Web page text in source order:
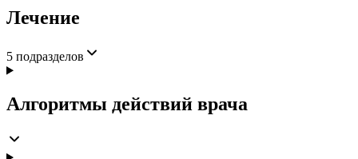
Лечение
5 подразделов
Алгоритмы действий врача